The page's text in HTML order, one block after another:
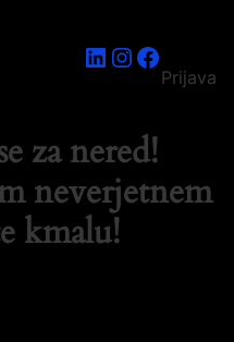
LinkedIn
Instagram
Prijava
za nered!
neverjetnem
kmalu!